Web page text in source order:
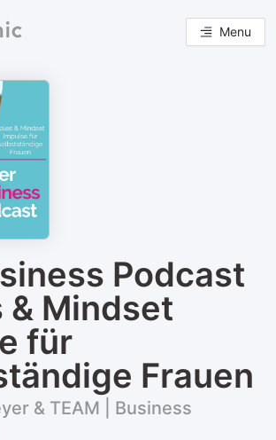
Menu
Podcast
& Mindset
für
Frauen
& TEAM | Business